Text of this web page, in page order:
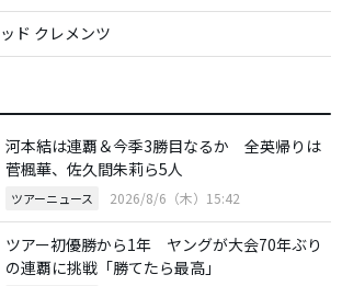
ド クレメンツ
河本結は連覇＆今季3勝目なるか 全英帰りは
菅楓華、佐久間朱莉ら5人
ツアーニュース 2026/8/6（木）15:42
ツアー初優勝から1年 ヤングが大会70年ぶり
の連覇に挑戦「勝てたら最高」